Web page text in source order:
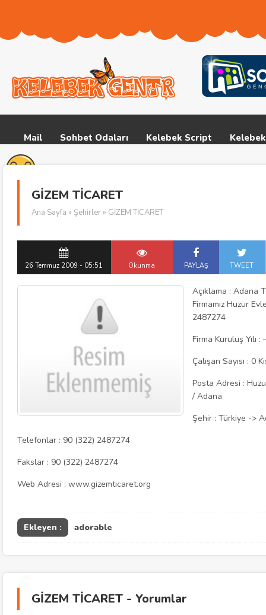
Mail Sohbet Odaları Kelebek Script
GİZEM TİCARET
Ana Sayfa » Şehirler » GİZEM TİCARET
26 Temmuz 2009 - 05:51 Okunma PAYLAŞ TWEET
Açıklama : Adana
Firmamız Huzur
2487274
Firma Kuruluş Yılı :
Çalışan Sayısı : 0
Posta Adresi :
/ Adana
Şehir : Türkiye ->
Telefonlar : 90 (322) 2487274
Fakslar : 90 (322) 2487274
Web Adresi : www.gizemticaret.org
Ekleyen : adorable
GİZEM TİCARET - Yorumlar